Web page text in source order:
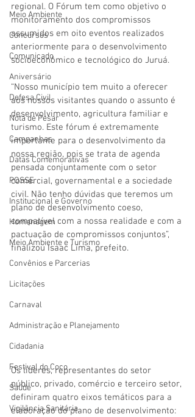
Meio Ambiente
Concursos
Comunicado
Aniversário
Defesa Civil
Nota de Pesar
Campanhas
Datas Comemorativas
POSSE
Institucional e Governo
Homenagem
Meio Ambiente e Turismo
Convênios e Parcerias
Licitações
Carnaval
Administração e Planejamento
Cidadania
Festival do Coco
Saúde
Vigilãncia Sanitária
regional. O Fórum tem como objetivo o
monitoramento dos compromissos
assumidos em oito eventos realizados
anteriormente para o desenvolvimento
socioeconômico e tecnológico do Juruá.
“Nosso município tem muito a oferecer
aos nossos visitantes quando o assunto é
desenvolvimento, agricultura familiar e
turismo. Este fórum é extremamente
importante para o desenvolvimento da
nossa região, pois se trata de agenda
pensada conjuntamente com o setor
comercial, governamental e a sociedade
civil. Não tenho dúvidas que teremos um
plano de desenvolvimento coeso,
compatível com a nossa realidade e com a
pactuação de compromissos conjuntos”,
finalizou Isaac Lima, prefeito.
Os líderes, representantes do setor
público, privado, comércio e terceiro setor,
definiram quatro eixos temáticos para a
elaboração do plano de desenvolvimento: